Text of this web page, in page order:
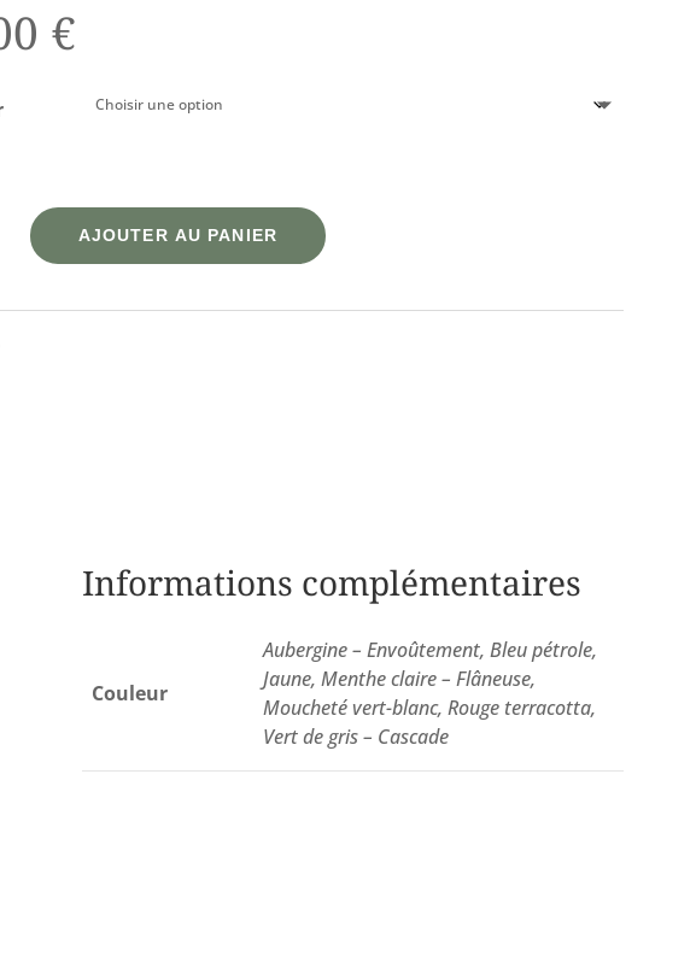
€
AJOUTER AU PANIER
Informations complémentaires
Couleur
Aubergine – Envoûtement, Bleu pétrole,
Jaune, Menthe claire – Flâneuse,
Moucheté vert-blanc, Rouge terracotta,
Vert de gris – Cascade